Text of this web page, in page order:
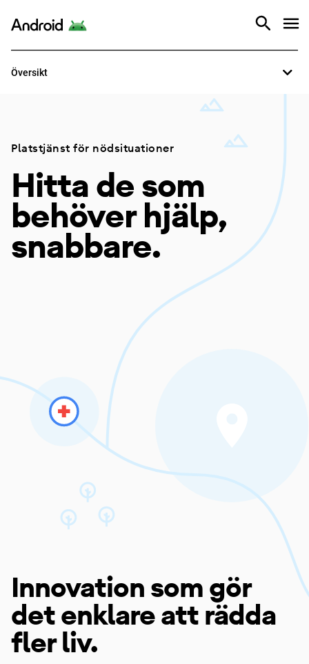
Android
Översikt
Så fungerar det
Platstjänst för nödsituationer
Hitta de som
behöver hjälp,
snabbare.
Innovation som gör
det enklare att rädda
fler liv.